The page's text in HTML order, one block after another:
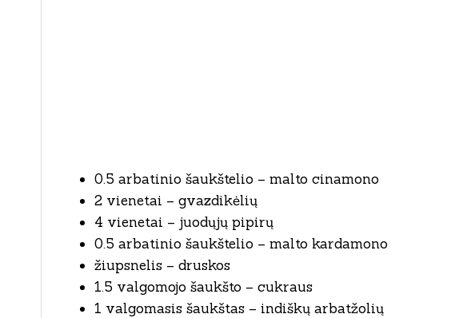
0.5 arbatinio šaukštelio – malto cinamono
2 vienetai – gvazdikėlių
4 vienetai – juodųjų pipirų
0.5 arbatinio šaukštelio – malto kardamono
žiupsnelis – druskos
1.5 valgomojo šaukšto – cukraus
1 valgomasis šaukštas – indiškų arbatžolių